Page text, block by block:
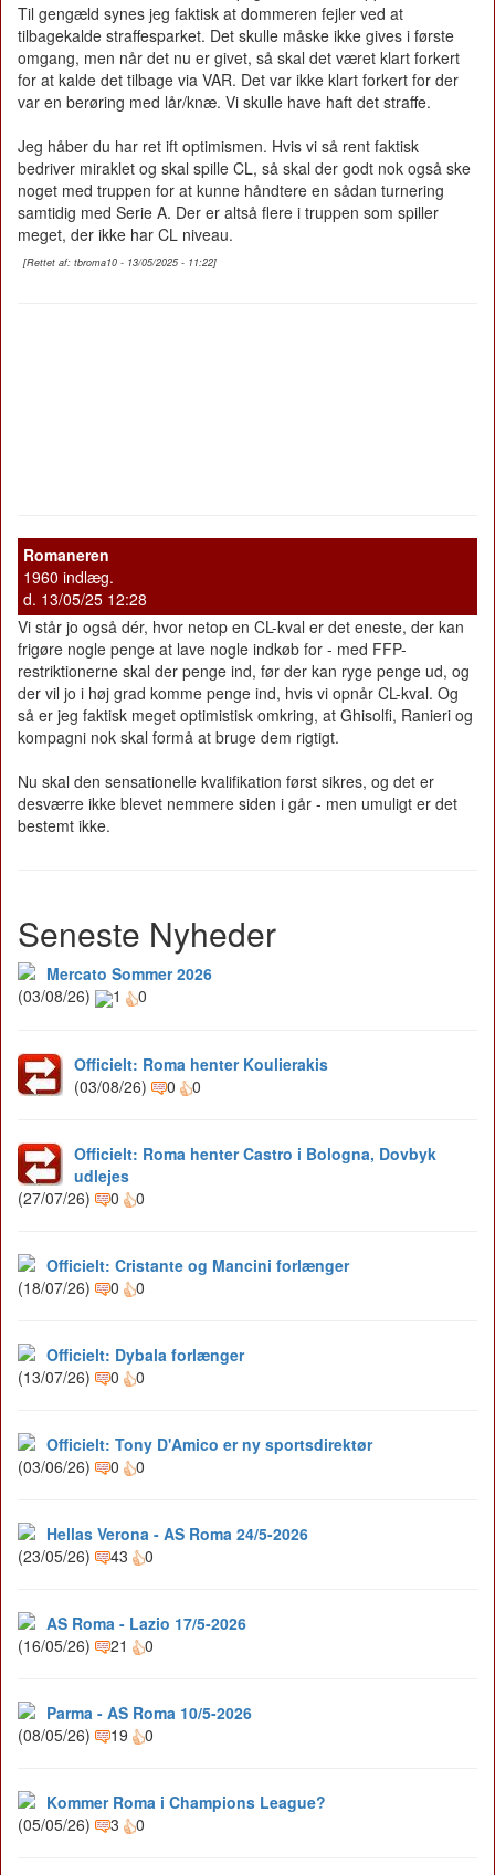
Til gengæld synes jeg faktisk at dommeren fejler ved at
tilbagekalde straffesparket. Det skulle måske ikke gives i første
omgang, men når det nu er givet, så skal det været klart forkert
for at kalde det tilbage via VAR. Det var ikke klart forkert for der
var en berøring med lår/knæ. Vi skulle have haft det straffe.
Jeg håber du har ret ift optimismen. Hvis vi så rent faktisk
bedriver miraklet og skal spille CL, så skal der godt nok også ske
noget med truppen for at kunne håndtere en sådan turnering
samtidig med Serie A. Der er altså flere i truppen som spiller
meget, der ikke har CL niveau.
[Rettet af: tbroma10 - 13/05/2025 - 11:22]
Romaneren
1960 indlæg.
d. 13/05/25 12:28
Vi står jo også dér, hvor netop en CL-kval er det eneste, der kan
frigøre nogle penge at lave nogle indkøb for - med FFP-
restriktionerne skal der penge ind, før der kan ryge penge ud, og
der vil jo i høj grad komme penge ind, hvis vi opnår CL-kval. Og
så er jeg faktisk meget optimistisk omkring, at Ghisolfi, Ranieri og
kompagni nok skal formå at bruge dem rigtigt.
Nu skal den sensationelle kvalifikation først sikres, og det er
desværre ikke blevet nemmere siden i går - men umuligt er det
bestemt ikke.
Seneste Nyheder
Mercato Sommer 2026
(03/08/26)
1 0
Officielt: Roma henter Koulierakis
(03/08/26)
0 0
Officielt: Roma henter Castro i Bologna, Dovbyk
udlejes
(27/07/26)
0 0
Officielt: Cristante og Mancini forlænger
(18/07/26)
0 0
Officielt: Dybala forlænger
(13/07/26)
0 0
Officielt: Tony D'Amico er ny sportsdirektør
(03/06/26)
0 0
Hellas Verona - AS Roma 24/5-2026
(23/05/26)
43 0
AS Roma - Lazio 17/5-2026
(16/05/26)
21 0
Parma - AS Roma 10/5-2026
(08/05/26)
19 0
Kommer Roma i Champions League?
(05/05/26)
3 0